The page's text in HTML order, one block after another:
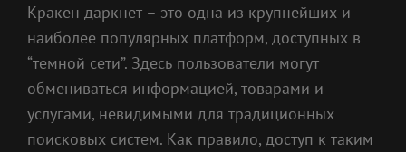
Кракен даркнет – это одна из крупнейших и
наиболее популярных платформ, доступных в
“темной сети”. Здесь пользователи могут
обмениваться информацией, товарами и
услугами, невидимыми для традиционных
поисковых систем. Как правило, доступ к таким